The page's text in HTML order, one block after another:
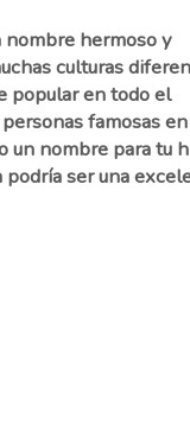
nombre hermoso y
culturas
popular en todo el
famosas en
un nombre para tu
podría ser una